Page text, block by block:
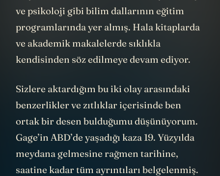
ve psikoloji gibi bilim dallarının eğitim
programlarında yer almış. Hala kitaplarda
ve akademik makalelerde sıklıkla
kendisinden söz edilmeye devam ediyor.
Sizlere aktardığım bu iki olay arasındaki
benzerlikler ve zıtlıklar içerisinde ben
ortak bir desen bulduğumu düşünüyorum.
Gage’in ABD’de yaşadığı kaza 19. Yüzyılda
meydana gelmesine rağmen tarihine,
saatine kadar tüm ayrıntıları belgelenmiş.